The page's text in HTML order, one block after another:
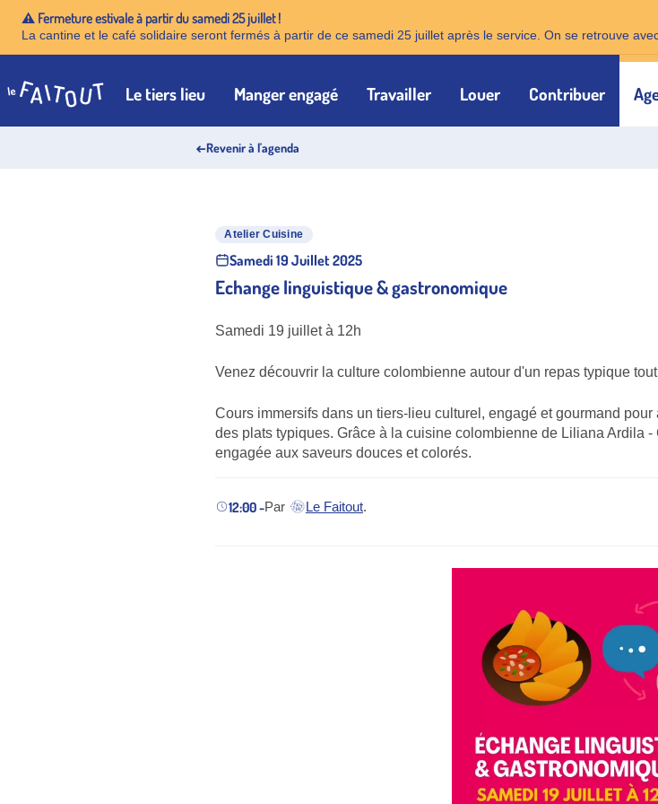
⚠️ Fermeture estivale à partir du samedi 25 juillet !
La cantine et le café solidaire seront fermés à partir de ce samedi 25 juillet après le service. On se retrouve
Accueil Le tiers lieu Manger engagé Travailler Louer Contribuer
←Revenir à l'agenda
Atelier Cuisine
Samedi 19 Juillet 2025
Echange linguistique & gastronomique
Samedi 19 juillet à 12h
Venez découvrir la culture colombienne autour d'un repas typique
Cours immersifs dans un tiers-lieu culturel, engagé et gourmand
des plats typiques. Grâce à la cuisine colombienne de Liliana Ardila
engagée aux saveurs douces et colorés.
12:00 -Par Le Faitout
(nouvel onglet)
.